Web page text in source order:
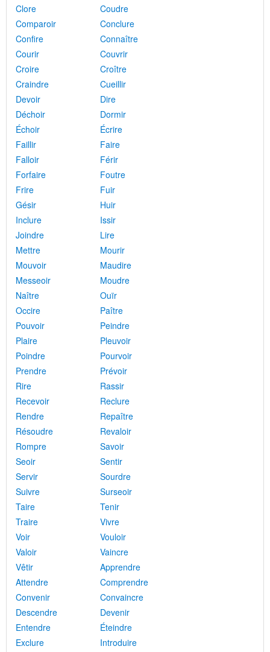
Clore
Coudre
Comparoir
Conclure
Confire
Connaître
Courir
Couvrir
Croire
Croître
Craindre
Cueillir
Devoir
Dire
Déchoir
Dormir
Échoir
Écrire
Faillir
Faire
Falloir
Férir
Forfaire
Foutre
Frire
Fuir
Gésir
Huir
Inclure
Issir
Joindre
Lire
Mettre
Mourir
Mouvoir
Maudire
Messeoir
Moudre
Naître
Ouïr
Occire
Paître
Pouvoir
Peindre
Plaire
Pleuvoir
Poindre
Pourvoir
Prendre
Prévoir
Rire
Rassir
Recevoir
Reclure
Rendre
Repaître
Résoudre
Revaloir
Rompre
Savoir
Seoir
Sentir
Servir
Sourdre
Suivre
Surseoir
Taire
Tenir
Traire
Vivre
Voir
Vouloir
Valoir
Vaincre
Vêtir
Apprendre
Attendre
Comprendre
Convenir
Convaincre
Descendre
Devenir
Entendre
Éteindre
Exclure
Introduire